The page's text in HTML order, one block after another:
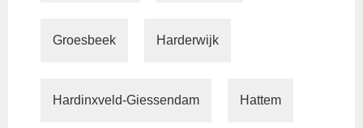
Groesbeek Harderwijk
Hardinxveld-Giessendam Hattem